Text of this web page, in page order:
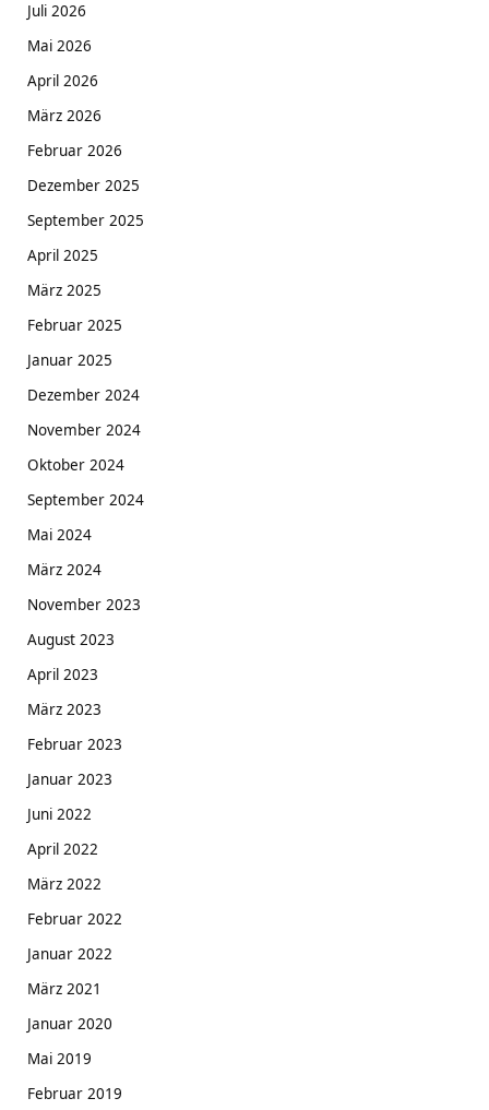
Juli 2026
Mai 2026
April 2026
März 2026
Februar 2026
Dezember 2025
September 2025
April 2025
März 2025
Februar 2025
Januar 2025
Dezember 2024
November 2024
Oktober 2024
September 2024
Mai 2024
März 2024
November 2023
August 2023
April 2023
März 2023
Februar 2023
Januar 2023
Juni 2022
April 2022
März 2022
Februar 2022
Januar 2022
März 2021
Januar 2020
Mai 2019
Februar 2019